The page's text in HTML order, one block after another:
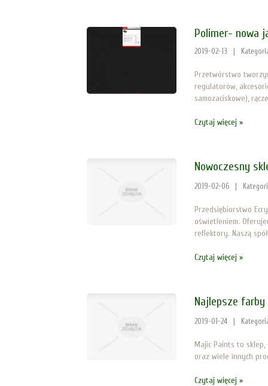
Polimer- nowa
2019-02-13
Przetwórstwo
regulatorów,
samozaciskowe),
Czytaj więcej »
Nowoczesny
2019-02-06
Przedsiębiorstwo
oświetleniem.
reflektory. Naszą
Czytaj więcej »
Najlepsze
2019-01-24
Majic Paints to
oraz wiele innych
Czytaj więcej »